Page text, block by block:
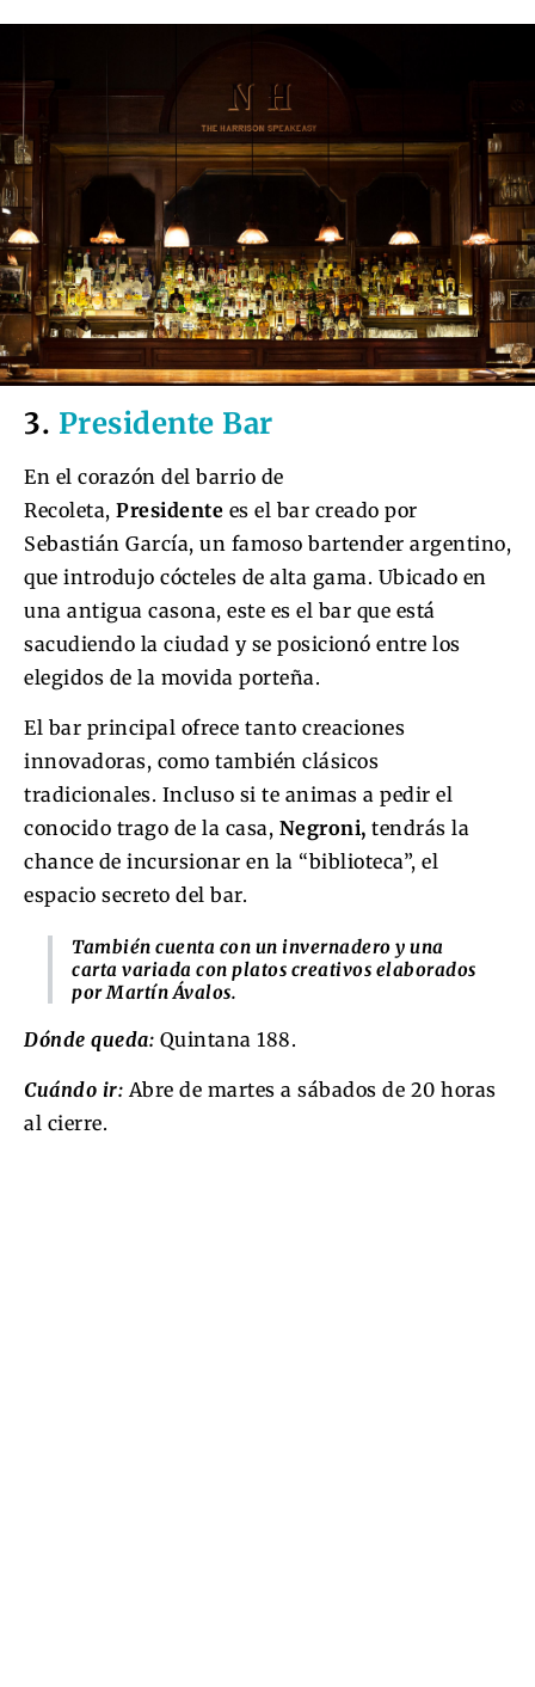
3. Presidente Bar
En el corazón del barrio de
Recoleta, Presidente es el bar creado por
Sebastián García, un famoso bartender argentino,
que introdujo cócteles de alta gama. Ubicado en
una antigua casona, este es el bar que está
sacudiendo la ciudad y se posicionó entre los
elegidos de la movida porteña.
El bar principal ofrece tanto creaciones
innovadoras, como también clásicos
tradicionales. Incluso si te animas a pedir el
conocido trago de la casa, Negroni, tendrás la
chance de incursionar en la “biblioteca”, el
espacio secreto del bar.
También cuenta con un invernadero y una
carta variada con platos creativos elaborados
por Martín Ávalos.
Dónde queda: Quintana 188.
Cuándo ir: Abre de martes a sábados de 20 horas
al cierre.